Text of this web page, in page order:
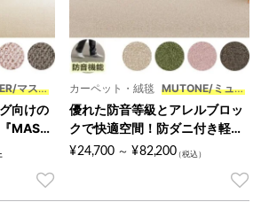
マスタ
向けの
MAST
く5段階評価のうち、
カーペット・絨毯 MUTONE/ミュー
トン
優れた防音等級とアレルブロッ
クで快適空間！防ダニ付き軽量
3～10畳カーペット『MUTON
¥24,700 ～ ¥82,200